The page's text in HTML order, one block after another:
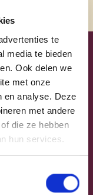
te
media te bieden
Ook delen we
met onze
en analyse. Deze
met andere
die ze hebben
hun services.